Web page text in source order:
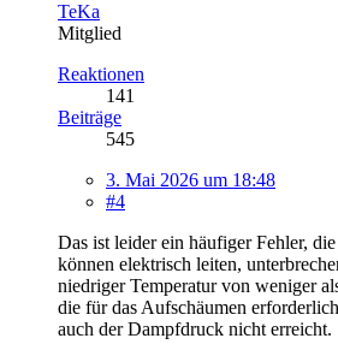
TeKa
Mitglied
Reaktionen
141
Beiträge
545
3. Mai 2026 um 18:48
#4
Das ist leider ein häufiger Fehler,
können elektrisch leiten,
niedriger Temperatur von weniger
die für das Aufschäumen
auch der Dampfdruck nicht erreicht.